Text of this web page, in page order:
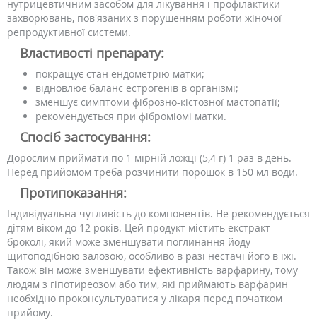
нутрицевтичним засобом для лікування і профілактики
захворювань, пов'язаних з порушенням роботи жіночої
репродуктивної системи.
Властивості препарату:
покращує стан ендометрію матки;
відновлює баланс естрогенів в організмі;
зменшує симптоми фіброзно-кістозної мастопатії;
рекомендується при фіброміомі матки.
Спосіб застосування:
Дорослим приймати по 1 мірній ложці (5,4 г) 1 раз в день.
Перед прийомом треба розчинити порошок в 150 мл води.
Протипоказання:
Індивідуальна чутливість до компонентів. Не рекомендується
дітям віком до 12 років. Цей продукт містить екстракт
броколі, який може зменшувати поглинання йоду
щитоподібною залозою, особливо в разі нестачі його в їжі.
Також він може зменшувати ефективність варфарину, тому
людям з гіпотиреозом або тим, які приймають варфарин
необхідно проконсультуватися у лікаря перед початком
прийому.